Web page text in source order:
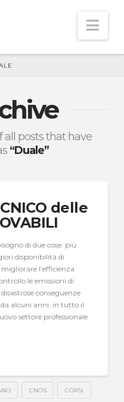
all posts that have
“Duale”
delle
di due cose: più
disponibilità di
l’efficienza
le emissioni di
conseguenze
alcuni anni, in tutto il
settore professionale
CNOS CORSI